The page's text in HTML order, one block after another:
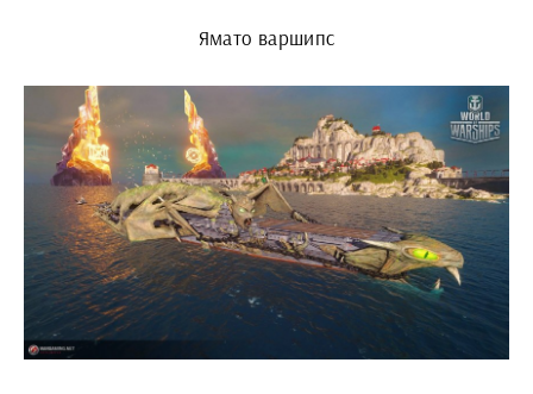
Ямато варшипс